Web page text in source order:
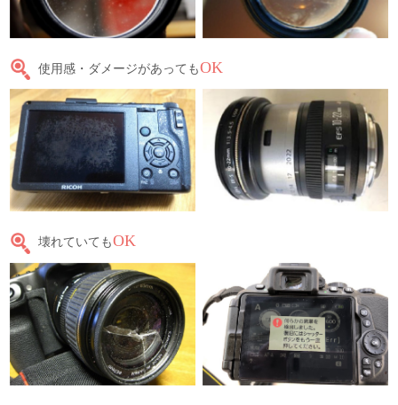
使用感・ダメージがあってもOK
壊れていてもOK